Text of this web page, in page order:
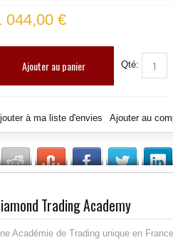
044,00 €
Ajouter au panier Qté:
à ma liste d'envies Ajouter au
Trading Academy
Académie de Trading unique en